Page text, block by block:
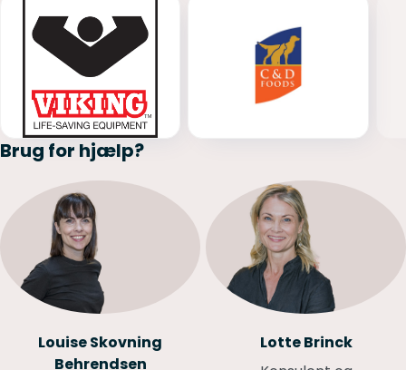
Brug for hjælp?
Louise Skovning
Behrendsen
Lotte Brinck